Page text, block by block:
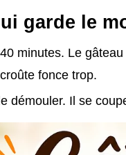
garde le
minutes. Le
fonce trop.
démouler. Il se